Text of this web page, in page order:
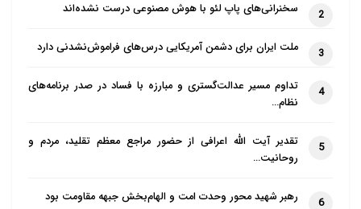
2 سخنرانی‌های پاپ لئو با هوش مصنوعی درست نشده‌اند
3 ملت ایران برای دشمن آمریکایی درس‌های فراموش‌نشدنی دارد
4
تداوم مسیر عدالت‌گستری و مبارزه با فساد در صدر برنامه‌های
نظام…
5
تقدیر آیت الله اعرافی از حضور مراجع معظم تقلید، مردم و
روحانیت…
6 رهبر شهید محور وحدت امت و الهام‌بخش جبهه مقاومت بود